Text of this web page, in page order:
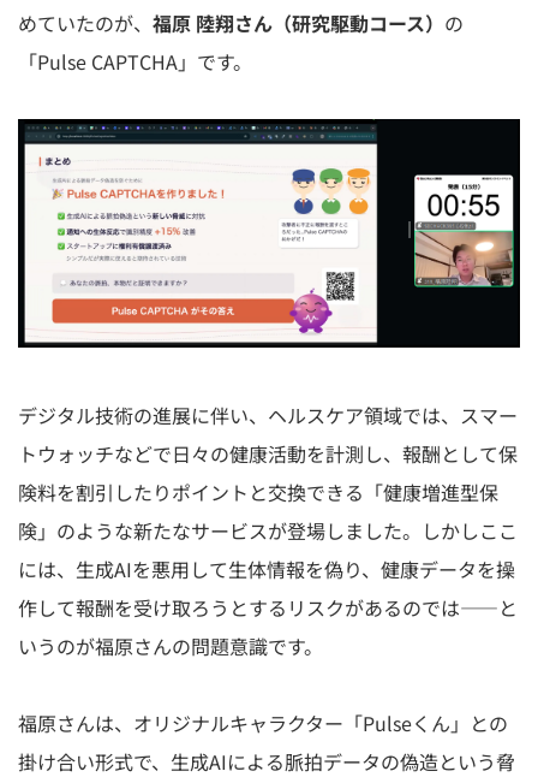
めていたのが、 福原 陸翔さん（研究駆動コース） の
「Pulse CAPTCHA」です。
デジタル技術の進展に伴い、ヘルスケア領域では、スマー
トウォッチなどで日々の健康活動を計測し、報酬として保
険料を割引したりポイントと交換できる「健康増進型保
険」のような新たなサービスが登場しました。しかしここ
には、生成AIを悪用して生体情報を偽り、健康データを操
作して報酬を受け取ろうとするリスクがあるのでは――と
いうのが福原さんの問題意識です。
福原さんは、オリジナルキャラクター「Pulseくん」との
掛け合い形式で、生成AIによる脈拍データの偽造という脅